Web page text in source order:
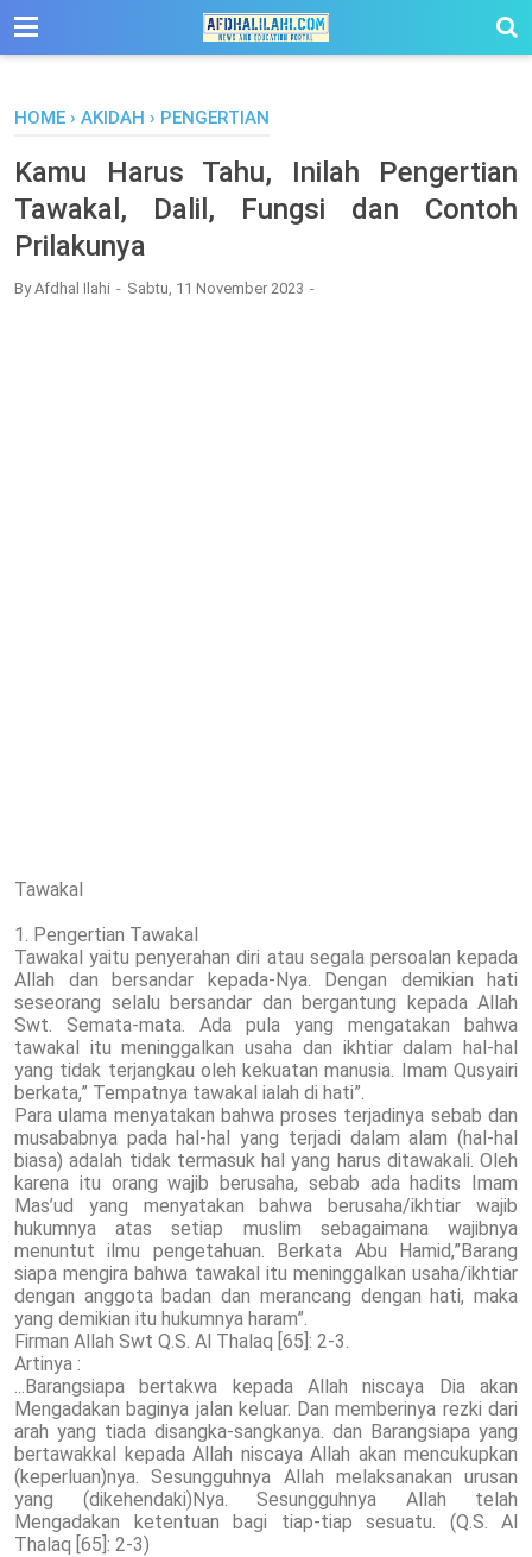
-->
HOME › AKIDAH › PENGERTIAN
Kamu Harus Tahu, Inilah Pengertian
Tawakal, Dalil, Fungsi dan Contoh
Prilakunya
ByAfdhal Ilahi Sabtu, 11 November 2023
Tawakal
1. Pengertian Tawakal
Tawakal yaitu penyerahan diri atau segala persoalan kepada
Allah dan bersandar kepada-Nya. Dengan demikian hati
seseorang selalu bersandar dan bergantung kepada Allah
Swt. Semata-mata. Ada pula yang mengatakan bahwa
tawakal itu meninggalkan usaha dan ikhtiar dalam hal-hal
yang tidak terjangkau oleh kekuatan manusia. Imam Qusyairi
berkata,” Tempatnya tawakal ialah di hati”.
Para ulama menyatakan bahwa proses terjadinya sebab dan
musababnya pada hal-hal yang terjadi dalam alam (hal-hal
biasa) adalah tidak termasuk hal yang harus ditawakali. Oleh
karena itu orang wajib berusaha, sebab ada hadits Imam
Mas’ud yang menyatakan bahwa berusaha/ikhtiar wajib
hukumnya atas setiap muslim sebagaimana wajibnya
menuntut ilmu pengetahuan. Berkata Abu Hamid,”Barang
siapa mengira bahwa tawakal itu meninggalkan usaha/ikhtiar
dengan anggota badan dan merancang dengan hati, maka
yang demikian itu hukumnya haram”.
Firman Allah Swt Q.S. Al Thalaq [65]: 2-3.
Artinya :
...Barangsiapa bertakwa kepada Allah niscaya Dia akan
Mengadakan baginya jalan keluar. Dan memberinya rezki dari
arah yang tiada disangka-sangkanya. dan Barangsiapa yang
bertawakkal kepada Allah niscaya Allah akan mencukupkan
(keperluan)nya. Sesungguhnya Allah melaksanakan urusan
yang (dikehendaki)Nya. Sesungguhnya Allah telah
Mengadakan ketentuan bagi tiap-tiap sesuatu. (Q.S. Al
Thalaq [65]: 2-3)